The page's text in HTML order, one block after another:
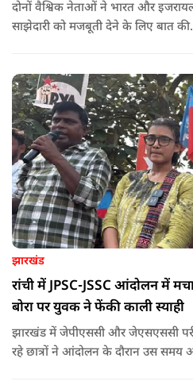
दोनों वैश्विक नेताओं ने भारत और
साझेदारी को मजबूती देने के ल‍िए बात
झारखंड
रांची में JPSC-JSSC आंदोलन में
बोरा पर युवक ने फेंकी काली स्याही
झारखंड में जेपीएससी और जेएसएससी
रहे छात्रों ने आंदोलन के दौरान उस